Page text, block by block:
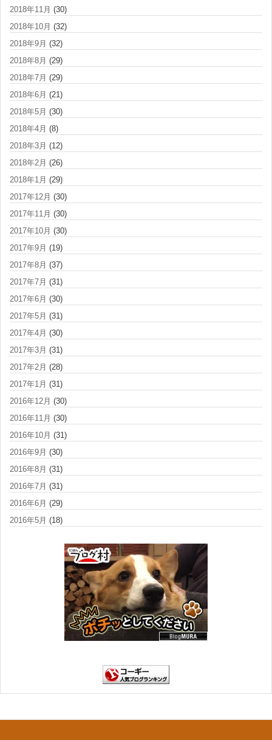
2018年11月 (30)
2018年10月 (32)
2018年9月 (32)
2018年8月 (29)
2018年7月 (29)
2018年6月 (21)
2018年5月 (30)
2018年4月 (8)
2018年3月 (12)
2018年2月 (26)
2018年1月 (29)
2017年12月 (30)
2017年11月 (30)
2017年10月 (30)
2017年9月 (19)
2017年8月 (37)
2017年7月 (31)
2017年6月 (30)
2017年5月 (31)
2017年4月 (30)
2017年3月 (31)
2017年2月 (28)
2017年1月 (31)
2016年12月 (30)
2016年11月 (30)
2016年10月 (31)
2016年9月 (30)
2016年8月 (31)
2016年7月 (31)
2016年6月 (29)
2016年5月 (18)